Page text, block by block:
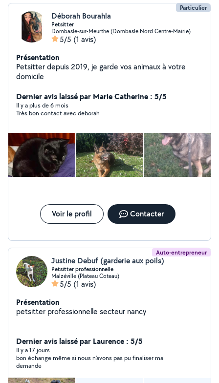
Particulier
Déborah Bourahla
Petsitter
Dombasle-sur-Meurthe (Dombasle Nord Centre-Mairie)
5/5 (1 avis)
Présentation
Petsitter depuis 2019, je garde vos animaux à votre
domicile
Dernier avis laissé par Marie Catherine : 5/5
Il y a plus de 6 mois
Très bon contact avec deborah
Voir le profil Contacter
Auto-entrepreneur
Justine Debuf (garderie aux poils)
Petsitter professionnelle
Malzéville (Plateau Coteau)
5/5 (1 avis)
Présentation
petsitter professionnelle secteur nancy
Dernier avis laissé par Laurence : 5/5
Il y a 17 jours
bon échange même si nous n'avons pas pu finaliser ma
demande